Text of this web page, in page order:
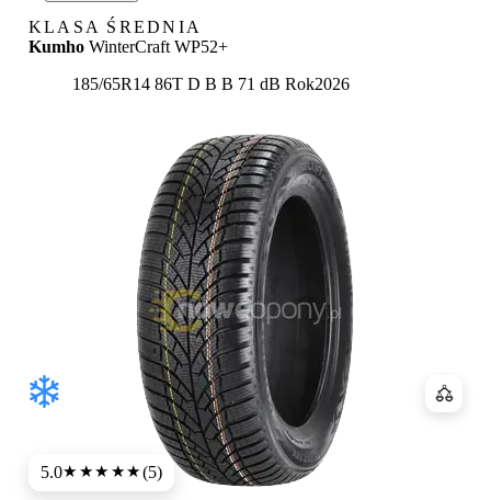
KLASA ŚREDNIA
Kumho WinterCraft WP52+
185/65R14 86T Etykieta:
D B B 71 dB Rok2026
5.0★★★★★(5)